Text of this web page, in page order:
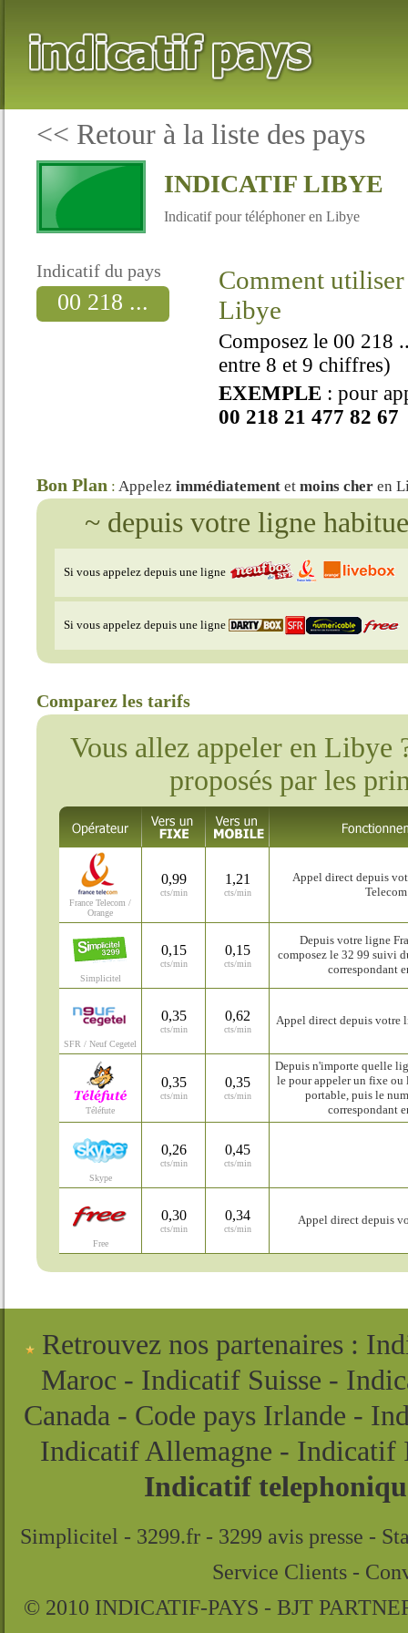
<< Retour à la liste des pays
INDICATIF LIBYE
Indicatif pour téléphoner en Libye
Indicatif du pays
00 218 ...
Comment
Libye
Composez le 00 218
entre 8 et 9 chiffres)
EXEMPLE : pour
00 218 21 477 82 67
Bon Plan : Appelez immédiatement et moins cher en
~ depuis votre ligne
Si vous appelez depuis une ligne
Si vous appelez depuis une ligne
Comparez les tarifs
Vous allez appeler en
proposés par les
France Telecom /
Orange
0,99
cts/min
1,21
cts/min
Appel direct depuis
Telecom
Simplicitel
0,15
cts/min
0,15
cts/min
Depuis votre ligne
composez le 32 99 suivi
correspondant
SFR / Neuf Cegetel
0,35
cts/min
0,62
cts/min
Appel direct depuis votre
Téléfute
0,35
cts/min
0,35
cts/min
Depuis n'importe quelle
le pour appeler un fixe ou
portable, puis le
correspondant
Skype
0,26
cts/min
0,45
cts/min
Free
0,30
cts/min
0,34
cts/min
Appel direct depuis
Retrouvez nos partenaires:
Maroc - Indicatif Suisse -
Canada - Code pays Irlande -
Indicatif Allemagne - Indicatif
Indicatif
Simplicitel - 3299.fr - 3299 avis presse -
Service Clients-
© 2010 INDICATIF-PAYS - BJT